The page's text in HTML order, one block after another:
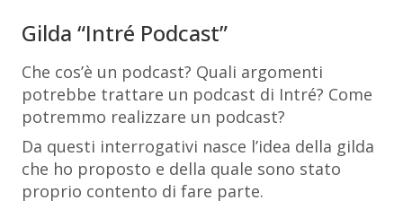
Gilda “Intré Podcast”
Che cos’è un podcast? Quali argomenti
potrebbe trattare un podcast di Intré? Come
potremmo realizzare un podcast?
Da questi interrogativi nasce l’idea della gilda
che ho proposto e della quale sono stato
proprio contento di fare parte.